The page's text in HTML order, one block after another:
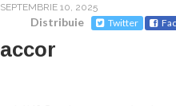
SEPTEMBRIE 10, 2025
Distribuie Twitter
accor